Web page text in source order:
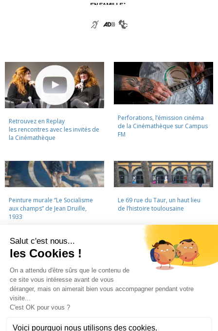
Retrouvez en Replay
les rencontres avec les invités de
la Cinémathèque
Perforations, l’émission cinéma
de la Cinémathèque sur Campus
FM
Peinture murale “Le Socialisme
aux champs” de Jean Druille,
1933
Le 69 rue du Taur, un haut lieu
de l’histoire toulousaine
LA CINÉMATHÈQUE · CONTACTS · LETTRE D'INFORMATION ·
PARTENAIRES
MENTIONS LÉGALES